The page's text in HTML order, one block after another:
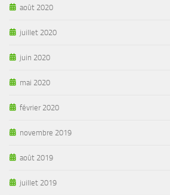
août 2020
juillet 2020
juin 2020
mai 2020
février 2020
novembre 2019
août 2019
juillet 2019